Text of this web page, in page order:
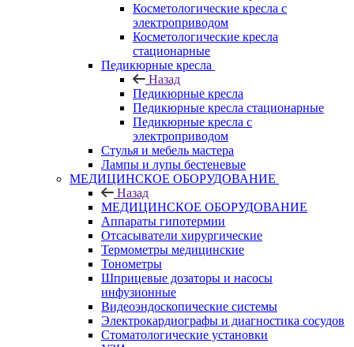
Косметологические кресла с
электроприводом
Косметологические кресла
стационарные
Педикюрные кресла
Назад
Педикюрные кресла
Педикюрные кресла стационарные
Педикюрные кресла с
электроприводом
Стулья и мебель мастера
Лампы и лупы бестеневые
МЕДИЦИНСКОЕ ОБОРУДОВАНИЕ
Назад
МЕДИЦИНСКОЕ ОБОРУДОВАНИЕ
Аппараты гипотермии
Отсасыватели хирургические
Термометры медицинские
Тонометры
Шприцевые дозаторы и насосы
инфузионные
Видеоэндоскопические системы
Электрокардиографы и диагностика сосудов
Стоматологические установки